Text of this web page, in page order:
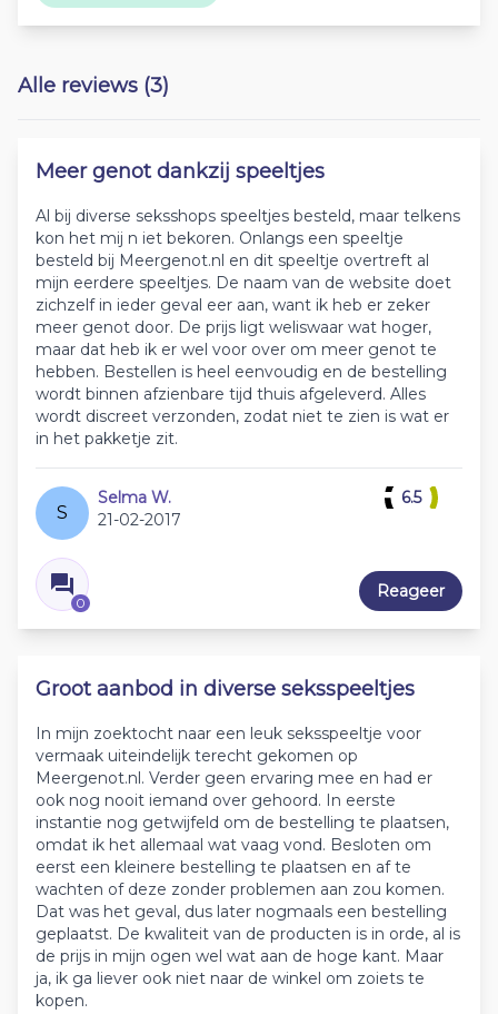
Alle reviews (3)
Meer genot dankzij speeltjes
Al bij diverse seksshops speeltjes besteld, maar telkens
kon het mij n iet bekoren. Onlangs een speeltje
besteld bij Meergenot.nl en dit speeltje overtreft al
mijn eerdere speeltjes. De naam van de website doet
zichzelf in ieder geval eer aan, want ik heb er zeker
meer genot door. De prijs ligt weliswaar wat hoger,
maar dat heb ik er wel voor over om meer genot te
hebben. Bestellen is heel eenvoudig en de bestelling
wordt binnen afzienbare tijd thuis afgeleverd. Alles
wordt discreet verzonden, zodat niet te zien is wat er
in het pakketje zit.
S
Selma W.
21-02-2017
0
6.5
Reageer
Groot aanbod in diverse seksspeeltjes
In mijn zoektocht naar een leuk seksspeeltje voor
vermaak uiteindelijk terecht gekomen op
Meergenot.nl. Verder geen ervaring mee en had er
ook nog nooit iemand over gehoord. In eerste
instantie nog getwijfeld om de bestelling te plaatsen,
omdat ik het allemaal wat vaag vond. Besloten om
eerst een kleinere bestelling te plaatsen en af te
wachten of deze zonder problemen aan zou komen.
Dat was het geval, dus later nogmaals een bestelling
geplaatst. De kwaliteit van de producten is in orde, al is
de prijs in mijn ogen wel wat aan de hoge kant. Maar
ja, ik ga liever ook niet naar de winkel om zoiets te
kopen.